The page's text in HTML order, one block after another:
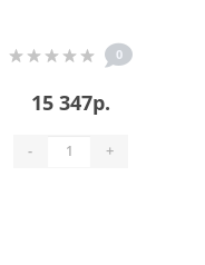
0
15 347р.
- +